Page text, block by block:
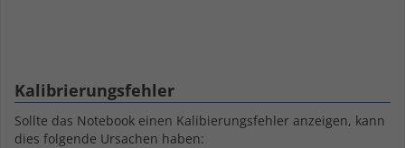
Kalibrierungsfehler
Sollte das Notebook einen Kalibierungsfehler anzeigen, kann
dies folgende Ursachen haben: